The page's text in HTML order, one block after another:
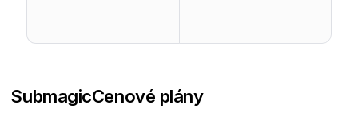
SubmagicCenové plány